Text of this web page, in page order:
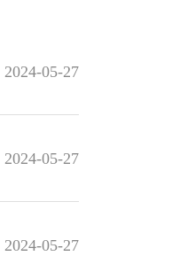
2024-05-27
2024-05-27
2024-05-27